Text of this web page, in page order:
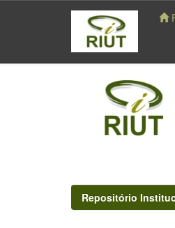
navigation
Repositório